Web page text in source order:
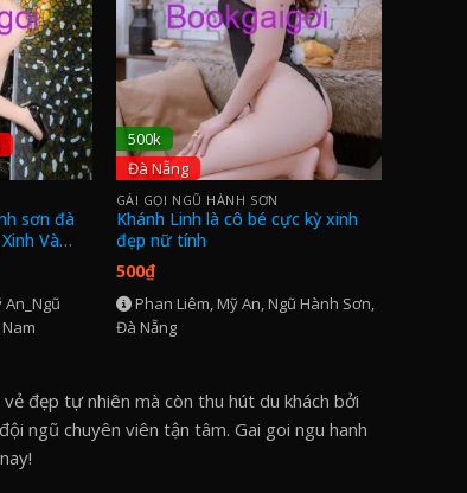
sơn đà
Và
500k
Đà Nẵng
GÁI GỌI NGŨ HÀNH SƠN
Khánh Linh là cô bé cực kỳ xinh
đẹp nữ tính
500₫
Phan Liêm, Mỹ An, Ngũ Hành Sơn,
Đà Nẵng
đẹp tự nhiên mà còn thu hút du khách bởi
ngũ chuyên viên tận tâm. Gai goi ngu hanh